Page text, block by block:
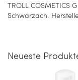
TROLL COSMETICS
Schwarzach.
Neueste